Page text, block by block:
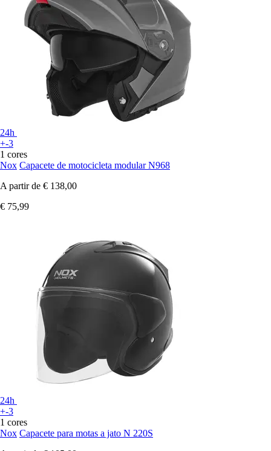
24h
+-3
1 cores
Nox Capacete de motocicleta modular N968
A partir de € 138,00
€ 75,99
24h
+-3
1 cores
Nox Capacete para motas a jato N 220S